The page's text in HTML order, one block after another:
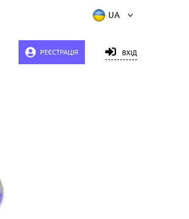
РЕЄСТРАЦІЯ ВХІД